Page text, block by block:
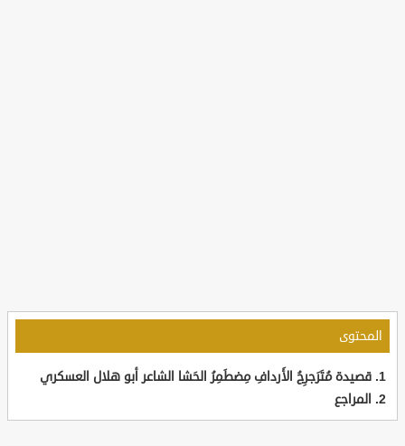
المحتوى
قصيدة مُتَرَجرِجُ الأَردافِ مِضطَمِرُ الحَشا الشاعر أبو هلال العسكري
المراجع